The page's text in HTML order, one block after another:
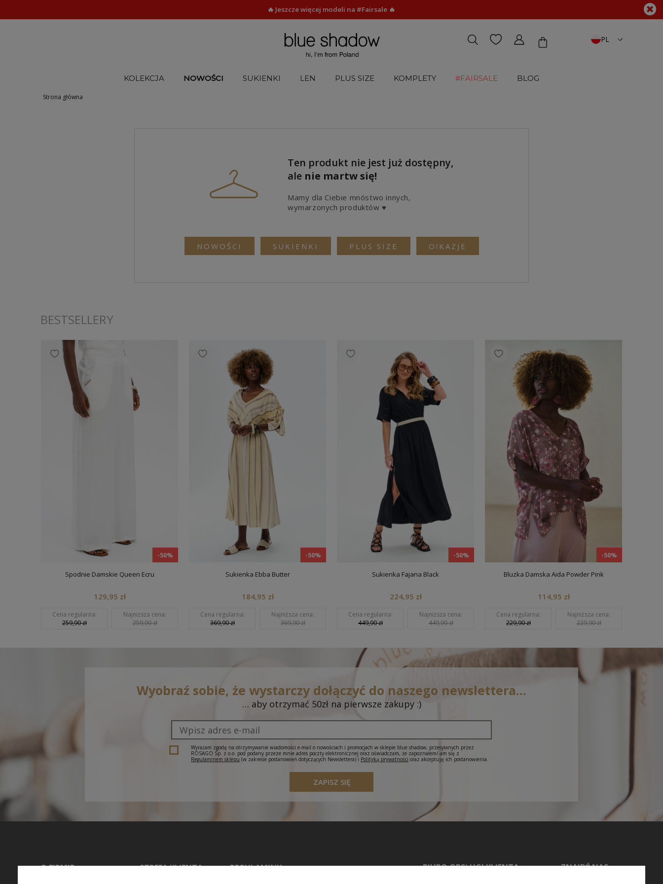
🔥 Jeszcze więcej modeli na #Fairsale 🔥
PL
KOLEKCJA NOWOŚCI SUKIENKI LEN PLUS SIZE KOMPLETY #FAIRSALE BLOG
Strona główna
Ten produkt nie jest już dostępny,
ale nie martw się!
Mamy dla Ciebie mnóstwo innych,
wymarzonych produktów ♥
NOWOŚCI SUKIENKI PLUS SIZE O!KAZJE
BESTSELLERY
-50%
Spodnie Damskie Queen Ecru
129,95 zł
Cena regularna:
259,90 zł
Najniższa cena:
259,90 zł
-50%
Sukienka Ebba Butter
184,95 zł
Cena regularna:
369,90 zł
Najniższa cena:
369,90 zł
-50%
Sukienka Fajana Black
224,95 zł
Cena regularna:
449,90 zł
Najniższa cena:
449,90 zł
-50%
Bluzka Damska Aida Powder Pink
114,95 zł
Cena regularna:
229,90 zł
Najniższa cena:
229,90 zł
Wyobraź sobie, że wystarczy dołączyć do naszego newslettera…
… aby otrzymać 50zł na pierwsze zakupy :)
Wyrażam zgodę na otrzymywanie wiadomości e-mail o nowościach i promocjach w sklepie blue shadow, przesyłanych przez
ROSAGO Sp. z o.o. pod podany przeze mnie adres poczty elektronicznej oraz oświadczam, że zapoznałem/-am się z
Regulaminem sklepu (w zakresie postanowień dotyczących Newslettera) i Polityką prywatności oraz akceptuję ich postanowienia.
ZAPISZ SIĘ
O FIRMIE STREFA KLIENTA REGULAMINY BIURO OBSŁUGI KLIENTA ZNAJDŹ NAS